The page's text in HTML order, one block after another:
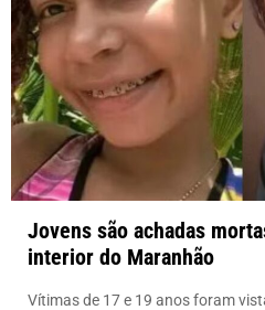
Jovens são achadas
interior do Maranhão
Vítimas de 17 e 19 anos foram